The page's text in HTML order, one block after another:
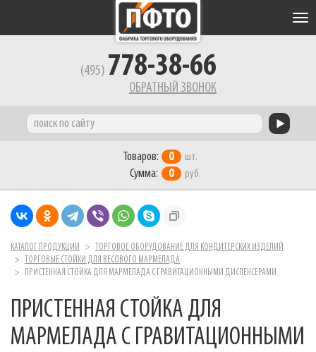
(495) 778-38-66
ОБРАТНЫЙ ЗВОНОК
Товаров: 0 шт.
Сумма: 0 руб.
КАТАЛОГ ПРОДУКЦИИ
ТОРГОВОЕ ОБОРУДОВАНИЕ ДЛЯ КОНДИТЕРСКИХ ИЗДЕЛИЙ
ТОРГОВЫЕ СТОЙКИ ДЛЯ ВЕСОВОГО МАРМЕЛАДА
ПРИСТЕННАЯ СТОЙКА ДЛЯ МАРМЕЛАДА С ГРАВИТАЦИОННЫМИ ДИСПЕНСЕРАМИ
ПРИСТЕННАЯ СТОЙКА ДЛЯ
МАРМЕЛАДА С ГРАВИТАЦИОННЫМИ